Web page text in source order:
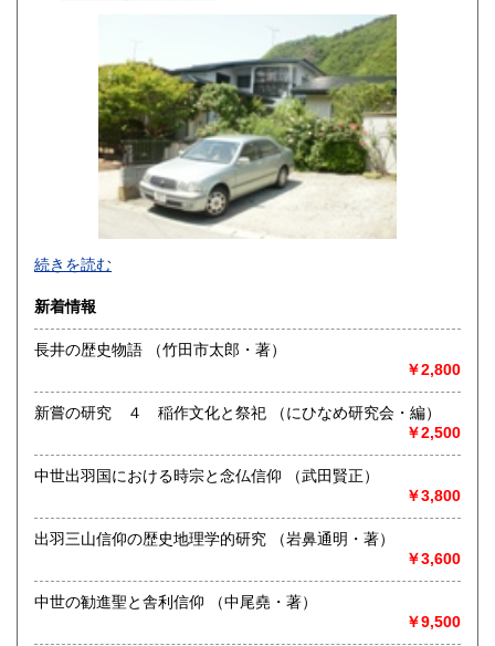
320円
長崎県
320円 大分県
320円 鹿児島県
320円
【古書 紅花書房】はおかげさまで今年の３月で開店２０周年
地域史資料が充実！お近くにお越しの際は是非お立ち寄り
くださいませ。
沿線名：JR山形新幹線
最寄駅：JR山形駅
定休日：不定期
県内一円ご自宅までお伺いいたします。地域史資料や文学・
歴史・芸術関係の絶版本は特に高価買取をしております。
続きを読む
新着情報
長井の歴史物語 （竹田市太郎・著）
￥2,800
新嘗の研究 ４ 稲作文化と祭祀 （にひなめ研究会・編）
￥2,500
中世出羽国における時宗と念仏信仰 （武田賢正）
￥3,800
出羽三山信仰の歴史地理学的研究 （岩鼻通明・著）
￥3,600
中世の勧進聖と舎利信仰 （中尾堯・著）
￥9,500